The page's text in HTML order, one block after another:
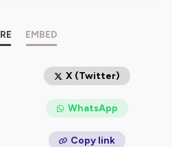
la familleBaleine sous
sont
Baleine sous Gravillon,
d'autres pépites
Marc Mortelmans,L'Origine
(Ulmer 2024).
EMBED
X (Twitter)
WhatsApp
Copy link